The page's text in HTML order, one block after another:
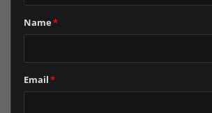
Name*
Email*